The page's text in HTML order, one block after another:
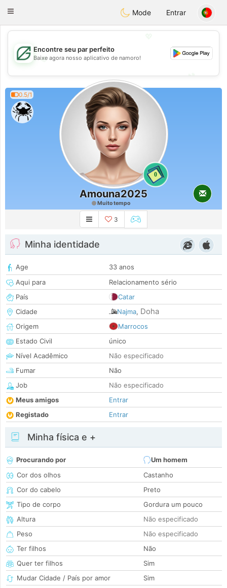
Dating
Toggle
Mode Entrar
💖
💕
💕
Encontre seu par perfeito
Baixe agora nosso aplicativo de namoro!
0.5/1
0
Amouna2025
Muito tempo
3
Minha identidade
Age
33 anos
Aqui para
Relacionamento sério
País
Catar
Cidade
Najma, Doha
Origem
Marrocos
Estado Civil
único
Nível Acadêmico
Não especificado
Fumar
Não
Job
Não especificado
Meus amigos
Entrar
Registado
Entrar
Minha física e +
Procurando por
Um homem
Cor dos olhos
Castanho
Cor do cabelo
Preto
Tipo de corpo
Gordura um pouco
Altura
Não especificado
Peso
Não especificado
Ter filhos
Não
Quer ter filhos
Sim
Mudar Cidade / País por amor
Sim